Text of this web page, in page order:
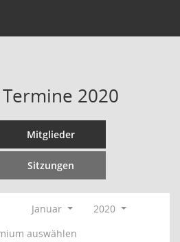
2020
Mitglieder
Sitzungen
Januar
2020
auswählen